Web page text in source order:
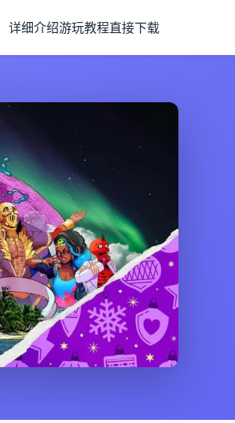
详细介绍游玩教程直接下载